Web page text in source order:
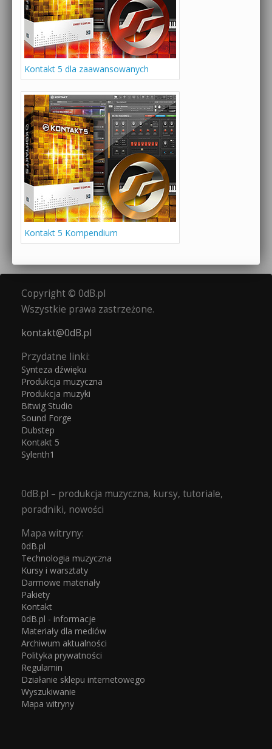
Kontakt 5 dla zaawansowanych
Kontakt 5 Kompendium
Copyright © 0dB.pl
Wszystkie prawa zastrzeżone.
kontakt@0dB.pl
Przydatne linki:
Synteza dźwięku
Produkcja muzyczna
Produkcja muzyki
Bitwig Studio
Sound Forge
Dubstep
Kontakt 5
Sylenth1
0dB.pl – produkcja muzyczna, kursy, tutoriale,
poradniki, nowości
Mapa witryny:
0dB.pl
Technologia muzyczna
Kursy i warsztaty
Darmowe materiały
Pakiety
Kontakt
0dB.pl - informacje
Materiały dla mediów
Archiwum aktualności
Polityka prywatności
Regulamin
Działanie sklepu internetowego
Wyszukiwanie
Mapa witryny